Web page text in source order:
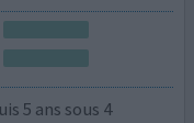
5 ans sous 4